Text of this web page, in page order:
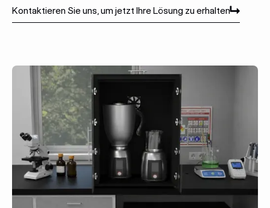
Kontaktieren Sie uns, um jetzt Ihre Lösung zu erhalten
Kontaktieren Sie uns, um jetzt Ihre Lösung zu erhalten